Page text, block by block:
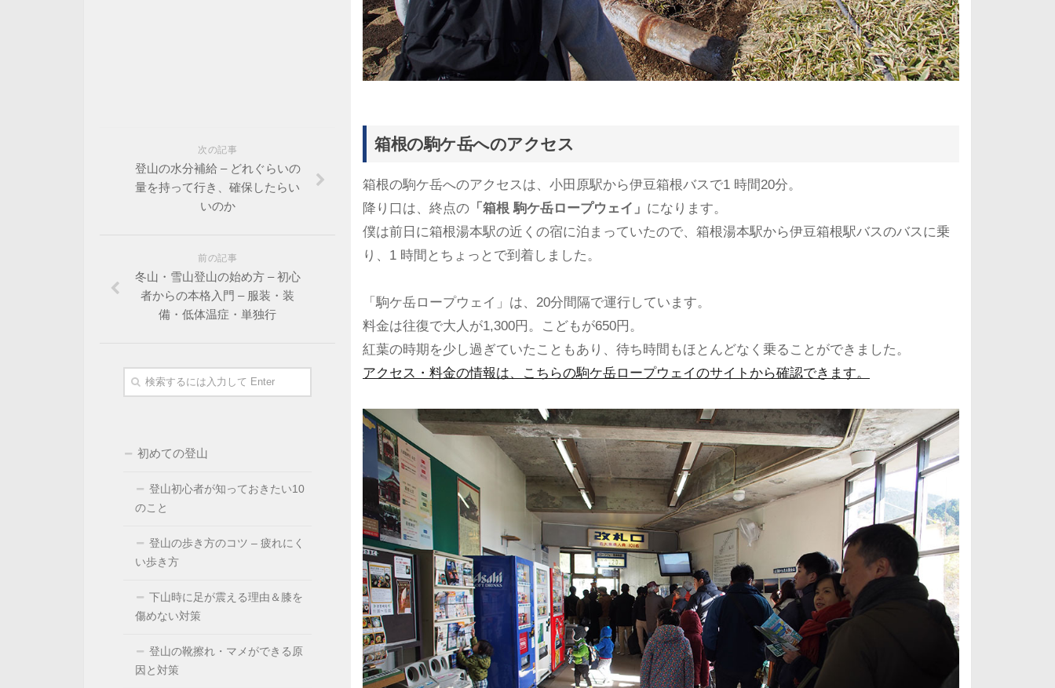
箱根の駒ケ岳へのアクセス
箱根の駒ケ岳へのアクセスは、小田原駅から伊豆箱根バスで1 時間20分。
降り口は、終点の 「箱根 駒ケ岳ロープウェイ」 になります。
僕は前日に箱根湯本駅の近くの宿に泊まっていたので、箱根湯本駅から伊豆箱根駅バスのバスに乗
り、1 時間とちょっとで到着しました。
「駒ケ岳ロープウェイ」は、20分間隔で運行しています。
料金は往復で大人が1,300円。こどもが650円。
紅葉の時期を少し過ぎていたこともあり、待ち時間もほとんどなく乗ることができました。
アクセス・料金の情報は、こちらの駒ケ岳ロープウェイのサイトから確認できます。
次の記事
登山の水分補給 – どれぐらいの
量を持って行き、確保したらい
いのか
前の記事
冬山・雪山登山の始め方 – 初心
者からの本格入門 – 服装・装
備・低体温症・単独行
初めての登山
登山初心者が知っておきたい10
のこと
登山の歩き方のコツ – 疲れにく
い歩き方
下山時に足が震える理由＆膝を
傷めない対策
登山の靴擦れ・マメができる原
因と対策